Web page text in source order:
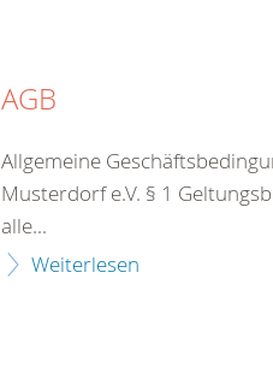
AGB
Allgemeine
Musterdorf e.V. § 1
alle...
Weiterlesen